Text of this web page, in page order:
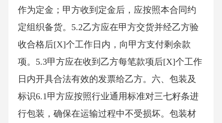
作为定金；甲方收到定金后，应按照本合同约
定组织备货。5.2乙方应在甲方交货并经乙方验
收合格后[X]个工作日内，向甲方支付剩余款
项。5.3甲方应在收到乙方每笔款项后[X]个工作
日内开具合法有效的发票给乙方。六、包装及
标识6.1甲方应按照行业通用标准对三七籽条进
行包装，确保在运输过程中不受损坏。包装材